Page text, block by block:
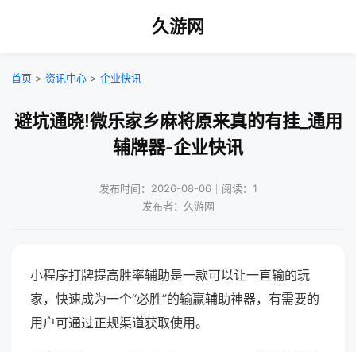
久游网
首页 > 资讯中心 > 企业快讯
避坑通晓!微乐家乡麻将原来真的有挂_通用
辅牌器-企业快讯
发布时间：2026-08-06｜阅读：1
发布者：久游网
小程序打牌提高胜率辅助是一款可以让一直输的玩
家，快速成为一个“必胜”的输赢辅助神器，有需要的
用户可通过正规渠道获取使用。